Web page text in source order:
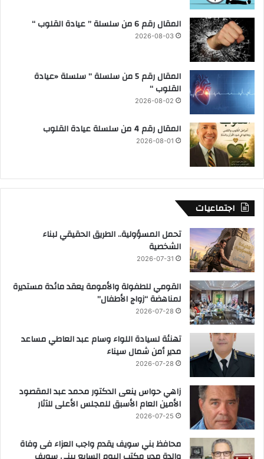
المقال رقم 6 من سلسلة ” عيادة القلوب “
2026-08-03
المقال رقم 5 من سلسلة ” سلسلة «عيادة
القلوب “
2026-08-02
المقال رقم 4 من سلسلة عيادة القلوب
2026-08-01
اجتماعيات
تحمل المسؤولية.. الطريق الحقيقي لبناء
الشخصية
2026-07-31
القومي للطفولة والأمومة يعقد مائدة مستديرة
لمناهضة “زواج الأطفال”
2026-07-28
تهنئة لسيادة اللواء وسام عبد العاطي مساعد
مدير أمن شمال سيناء
2026-07-28
زاهي حواس ينعى الدكتور محمد عبد المقصود
الأمين العام الأسبق للمجلس الأعلى للآثار
2026-07-25
محافظ بني سويف يقدم واجب العزاء فى وفاة